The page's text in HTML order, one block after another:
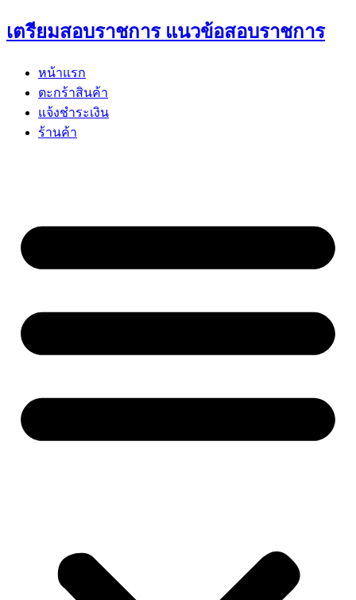
Skip
to
เตรียมสอบราชการ แนวข้อสอบราชการ
หน้าแรก
ตะกร้าสินค้า
แจ้งชำระเงิน
ร้านค้า